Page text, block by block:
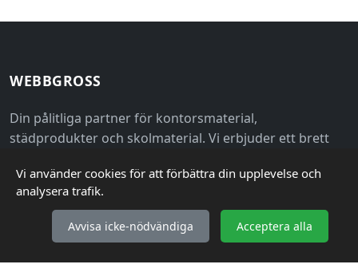
WEBBGROSS
Din pålitliga partner för kontorsmaterial,
städprodukter och skolmaterial. Vi erbjuder ett brett
både företag och privatpersoner.
Vi använder cookies för att förbättra din upplevelse och
analysera trafik.
Avvisa icke-nödvändiga Acceptera alla